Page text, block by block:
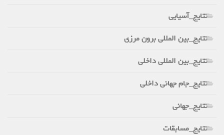
نتایج_آسیایی
نتایج_بین المللی برون مرزی
نتایج_بین المللی داخلی
نتایج_جام جهانی داخلی
نتایج_جهانی
نتایج_مسابقات